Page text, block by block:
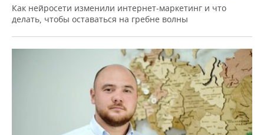
Как нейросети изменили интернет-маркетинг и что
делать, чтобы оставаться на гребне волны